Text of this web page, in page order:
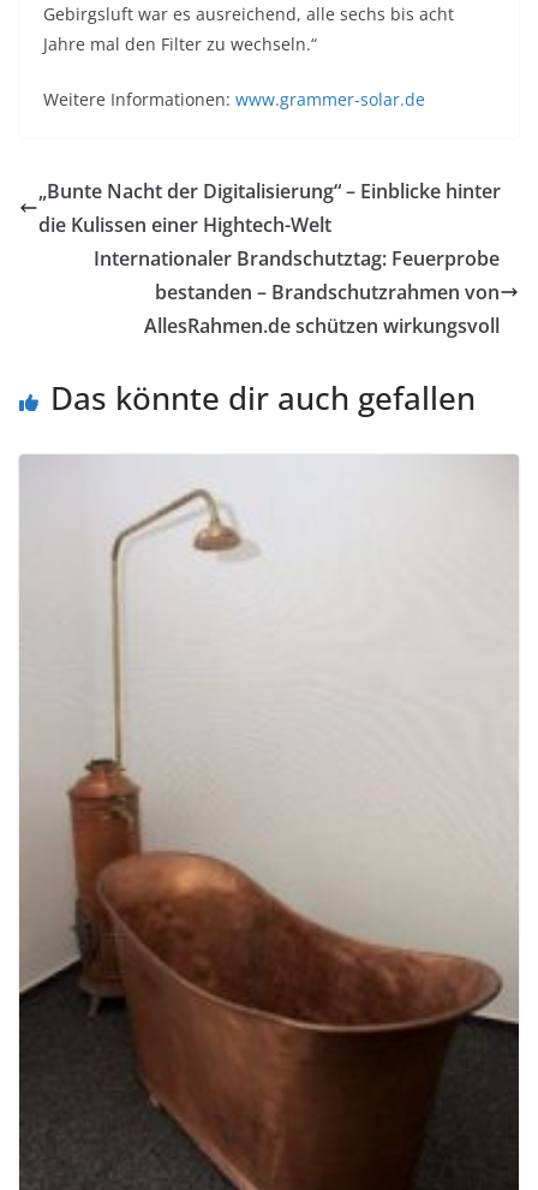
Gebirgsluft war es ausreichend, alle sechs bis acht
Jahre mal den Filter zu wechseln.“
Weitere Informationen: www.grammer-solar.de
„Bunte Nacht der Digitalisierung“ – Einblicke hinter
die Kulissen einer Hightech-Welt
Internationaler Brandschutztag: Feuerprobe
bestanden – Brandschutzrahmen von
AllesRahmen.de schützen wirkungsvoll
Das könnte dir auch gefallen